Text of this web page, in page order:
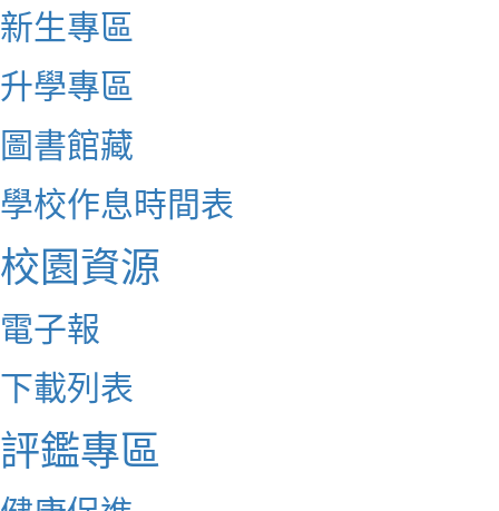
新生專區
升學專區
圖書館藏
學校作息時間表
校園資源
電子報
下載列表
評鑑專區